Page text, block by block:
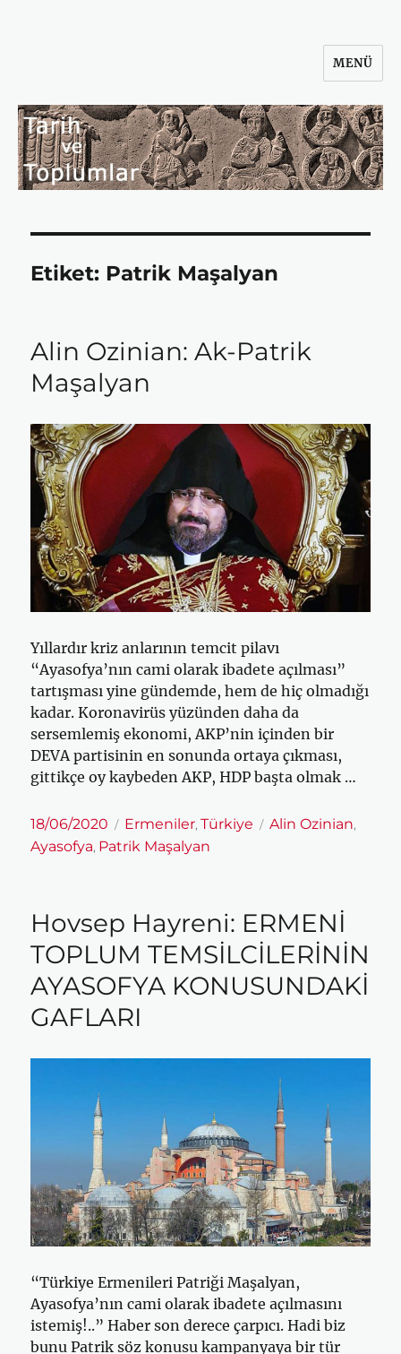
MENÜ
Etiket: Patrik Maşalyan
Alin Ozinian: Ak-Patrik
Maşalyan
Yıllardır kriz anlarının temcit pilavı
“Ayasofya’nın cami olarak ibadete açılması”
tartışması yine gündemde, hem de hiç olmadığı
kadar. Koronavirüs yüzünden daha da
sersemlemiş ekonomi, AKP’nin içinden bir
DEVA partisinin en sonunda ortaya çıkması,
gittikçe oy kaybeden AKP, HDP başta olmak …
Yayın
tarihi
18/06/2020 Kategoriler
Ermeniler,Türkiye Etiketler
Alin Ozinian,
Ayasofya, Patrik Maşalyan
Hovsep Hayreni: ERMENİ
TOPLUM TEMSİLCİLERİNİN
AYASOFYA KONUSUNDAKİ
GAFLARI
“Türkiye Ermenileri Patriği Maşalyan,
Ayasofya’nın cami olarak ibadete açılmasını
istemiş!..” Haber son derece çarpıcı. Hadi biz
bunu Patrik söz konusu kampanyaya bir tür